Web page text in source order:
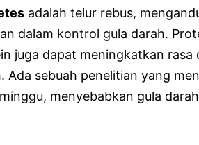
adalah telur rebus,
dalam kontrol gula darah.
juga dapat meningkatkan rasa
sebuah penelitian yang
menyebabkan gula